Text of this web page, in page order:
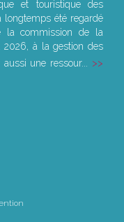
et touristique des
été regardé
la commission de la
2026, à la gestion des
une ressour...